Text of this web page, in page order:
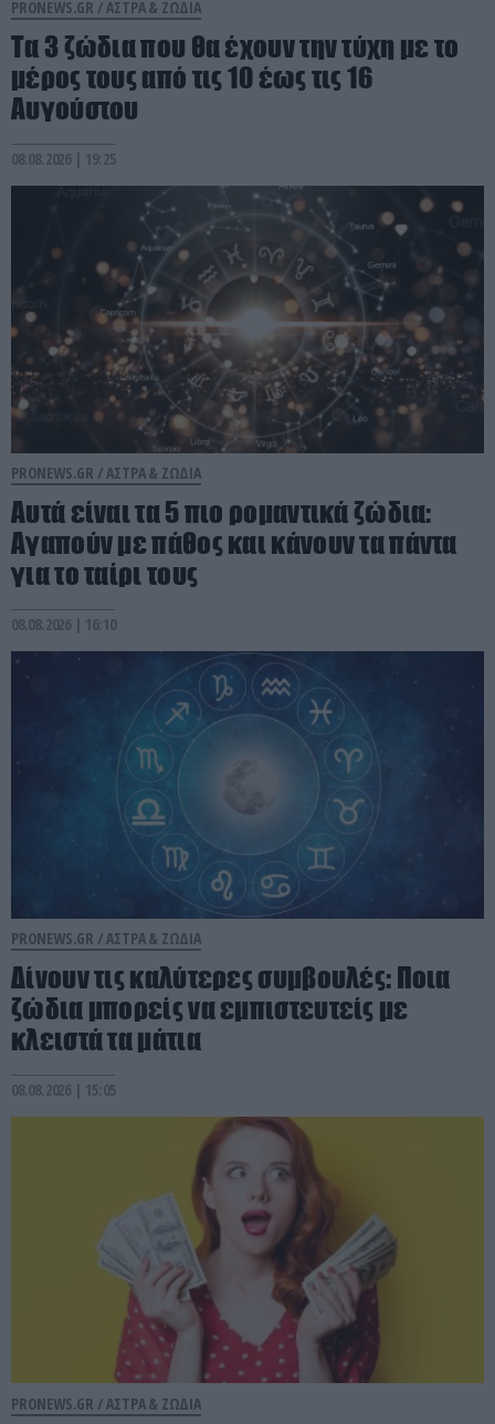
PRONEWS.GR /ΑΣΤΡΑ & ΖΩΔΙΑ
Τα 3 ζώδια που θα έχουν την τύχη με το
μέρος τους από τις 10 έως τις 16
Αυγούστου
08.08.2026 | 19:25
PRONEWS.GR /ΑΣΤΡΑ & ΖΩΔΙΑ
Αυτά είναι τα 5 πιο ρομαντικά ζώδια:
Αγαπούν με πάθος και κάνουν τα πάντα
για το ταίρι τους
08.08.2026 | 16:10
PRONEWS.GR / ΑΣΤΡΑ & ΖΩΔΙΑ
Δίνουν τις καλύτερες συμβουλές: Ποια
ζώδια μπορείς να εμπιστευτείς με
κλειστά τα μάτια
08.08.2026 | 15:05
PRONEWS.GR / ΑΣΤΡΑ & ΖΩΔΙΑ